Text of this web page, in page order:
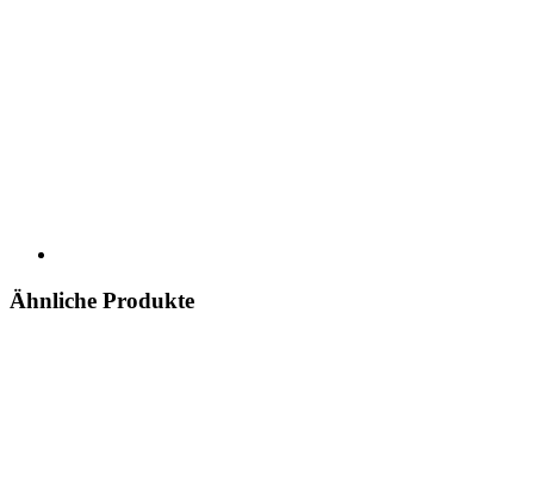
Ähnliche Produkte